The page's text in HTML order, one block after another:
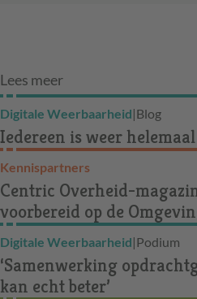
Lees meer
Digitale Weerbaarheid|Blog
Iedereen is weer
Kennispartners
Centric Overheid-
voorbereid op de
Digitale Weerbaarheid|Podium
‘Samenwerking
kan echt beter’